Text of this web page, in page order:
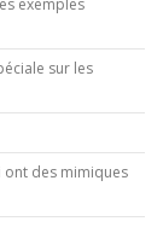
exemples
sur les
ont des mimiques